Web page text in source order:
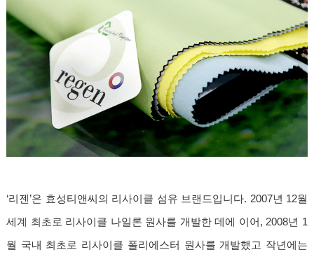
‘리젠’은 효성티앤씨의 리사이클 섬유 브랜드입니다. 2007년 12월
세계 최초로 리사이클 나일론 원사를 개발한 데에 이어, 2008년 1
월 국내 최초로 리사이클 폴리에스터 원사를 개발했고 작년에는